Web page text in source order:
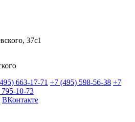
37с1
663-17-71 +7 (495) 598-56-38 +7
10-73
ВКонтакте